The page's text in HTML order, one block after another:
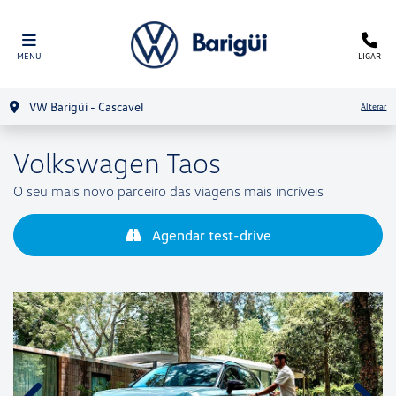
MENU LIGAR
VW Barigüi - Cascavel Alterar
Volkswagen Taos
O seu mais novo parceiro das viagens mais incríveis
Agendar test-drive